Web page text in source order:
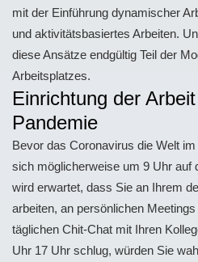
mit der Einführung dynamischer
und aktivitätsbasiertes Arbeiten.
diese Ansätze endgültig Teil der
Arbeitsplatzes.
Einrichtung der
Pandemie
Bevor das Coronavirus die Welt
sich möglicherweise um 9 Uhr auf
wird erwartet, dass Sie an Ihrem
arbeiten, an persönlichen
täglichen Chit-Chat mit Ihren
Uhr 17 Uhr schlug, würden Sie